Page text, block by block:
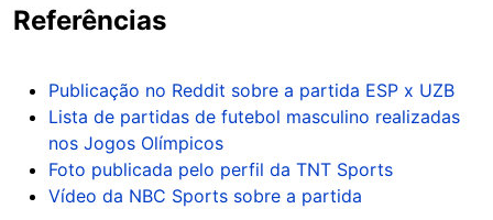
Referências
Publicação no Reddit sobre a partida ESP x UZB
Lista de partidas de futebol masculino realizadas
nos Jogos Olímpicos
Foto publicada pelo perfil da TNT Sports
Vídeo da NBC Sports sobre a partida